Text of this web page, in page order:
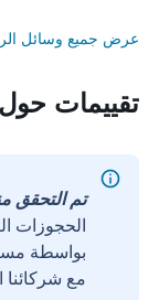
عرض جميع وسائل
تقييمات
تم التحقق منه
الحجوزات
مع شركائنا